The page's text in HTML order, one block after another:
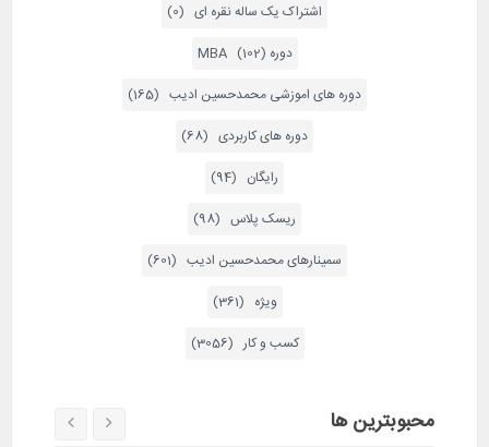
اشتراک یک ساله نقره ای (0)
دوره MBA (102)
دوره های اموزشی محمدحسین ادیب (165)
دوره های کاربردی (68)
رایگان (94)
ریسک پلاس (98)
سمینارهای محمدحسین ادیب (601)
ویژه (361)
کسب و کار (3056)
محبوبترین ها